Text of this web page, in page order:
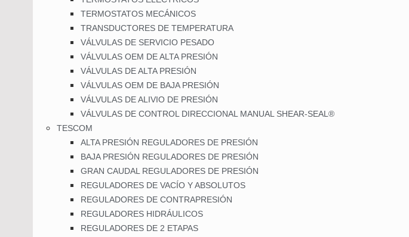
TERMOSTATOS MECÁNICOS
TRANSDUCTORES DE TEMPERATURA
VÁLVULAS DE SERVICIO PESADO
VÁLVULAS OEM DE ALTA PRESIÓN
VÁLVULAS DE ALTA PRESIÓN
VÁLVULAS OEM DE BAJA PRESIÓN
VÁLVULAS DE ALIVIO DE PRESIÓN
VÁLVULAS DE CONTROL DIRECCIONAL MANUAL SHEAR-SEAL®
TESCOM
ALTA PRESIÓN REGULADORES DE PRESIÓN
BAJA PRESIÓN REGULADORES DE PRESIÓN
GRAN CAUDAL REGULADORES DE PRESIÓN
REGULADORES DE VACÍO Y ABSOLUTOS
REGULADORES DE CONTRAPRESIÓN
REGULADORES HIDRÁULICOS
REGULADORES DE 2 ETAPAS